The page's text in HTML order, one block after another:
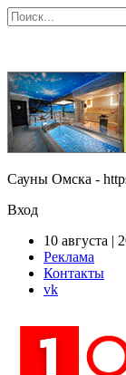
Сауны Омска -
Вход
10 августа |
Реклама
Контакты
vk